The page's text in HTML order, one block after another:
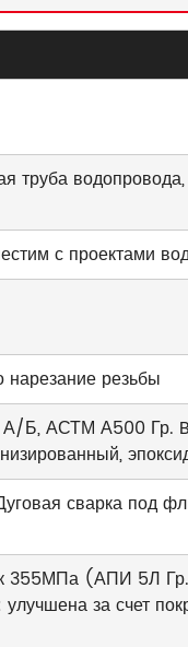
труба
с проектами
резьбы
Б, АСТМ А500 Гр.
сварка под
355МПа (АПИ 5Л
за счет